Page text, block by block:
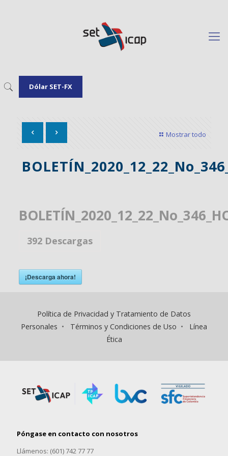
Dólar SET-FX
Mostrar todo
392Descargas
¡Descarga ahora!
Política de Privacidad y Tratamiento de Datos
Personales • Términos y Condiciones de Uso • Línea
Ética
Póngase en contacto con nosotros
Llámenos: (601) 742 77 77